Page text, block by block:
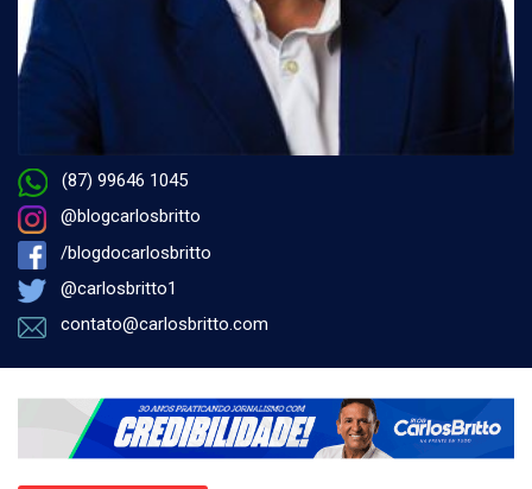
(87) 99646 1045
@blogcarlosbritto
/blogdocarlosbritto
@carlosbritto1
contato@carlosbritto.com